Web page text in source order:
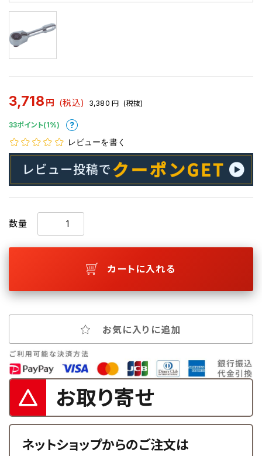
3,718 円 (税込) 3,380 円 (税抜)
33ポイント(1%)
レビューを書く
数量
カートに入れる
お気に入りに追加
お取り寄せ
ネットショップからのご注文は